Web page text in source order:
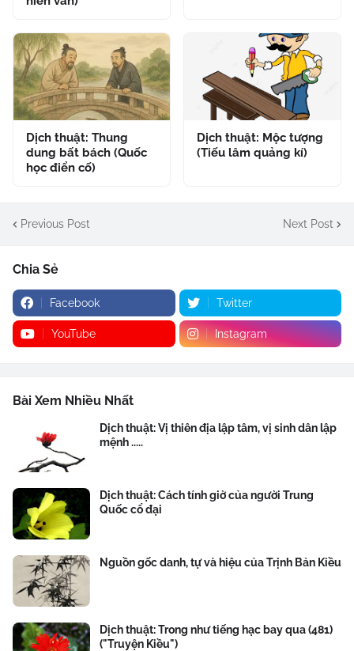
Dịch thuật: Thung
dung bất bách (Quốc
học điển cố)
Dịch thuật: Mộc tượng
(Tiếu lâm quảng kí)
Previous Post Next Post
Chia Sẻ
Facebook Twitter
YouTube Instagram
Bài Xem Nhiều Nhất
Dịch thuật: Vị thiên địa lập tâm, vị sinh dân lập
mệnh .....
Dịch thuật: Cách tính giờ của người Trung
Quốc cổ đại
Nguồn gốc danh, tự và hiệu của Trịnh Bản Kiều
Dịch thuật: Trong như tiếng hạc bay qua (481)
("Truyện Kiều")